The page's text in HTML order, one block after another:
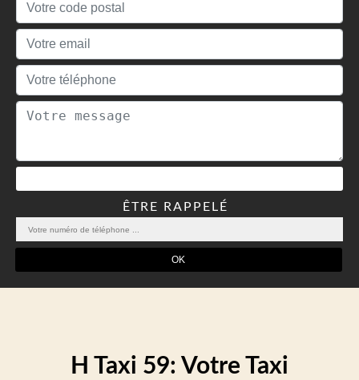
ÊTRE RAPPELÉ
H Taxi 59: Votre Taxi